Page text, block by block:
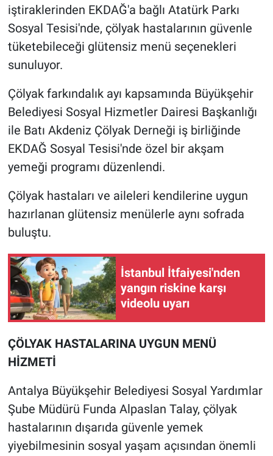
iştiraklerinden EKDAĞ'a bağlı Atatürk Parkı
Sosyal Tesisi'nde, çölyak hastalarının güvenle
tüketebileceği glütensiz menü seçenekleri
sunuluyor.
Çölyak farkındalık ayı kapsamında Büyükşehir
Belediyesi Sosyal Hizmetler Dairesi Başkanlığı
ile Batı Akdeniz Çölyak Derneği iş birliğinde
EKDAĞ Sosyal Tesisi'nde özel bir akşam
yemeği programı düzenlendi.
Çölyak hastaları ve aileleri kendilerine uygun
hazırlanan glütensiz menülerle aynı sofrada
buluştu.
İstanbul İtfaiyesi'nden
yangın riskine karşı
videolu uyarı
ÇÖLYAK HASTALARINA UYGUN MENÜ
HİZMETİ
Antalya Büyükşehir Belediyesi Sosyal Yardımlar
Şube Müdürü Funda Alpaslan Talay, çölyak
hastalarının dışarıda güvenle yemek
yiyebilmesinin sosyal yaşam açısından önemli